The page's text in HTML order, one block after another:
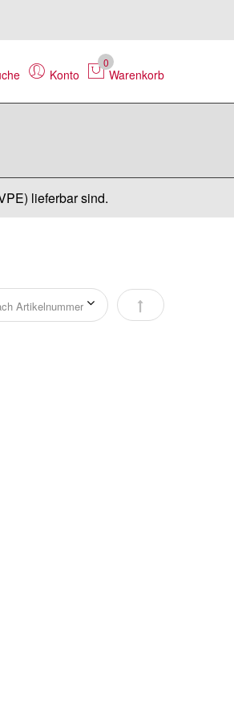
Konto
0
Warenkorb
lieferbar sind.
Absteigend